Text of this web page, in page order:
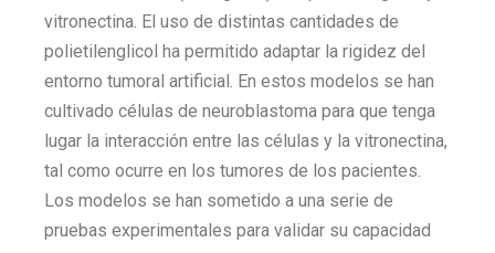
vitronectina. El uso de distintas cantidades de
polietilenglicol ha permitido adaptar la rigidez del
entorno tumoral artificial. En estos modelos se han
cultivado células de neuroblastoma para que tenga
lugar la interacción entre las células y la vitronectina,
tal como ocurre en los tumores de los pacientes.
Los modelos se han sometido a una serie de
pruebas experimentales para validar su capacidad